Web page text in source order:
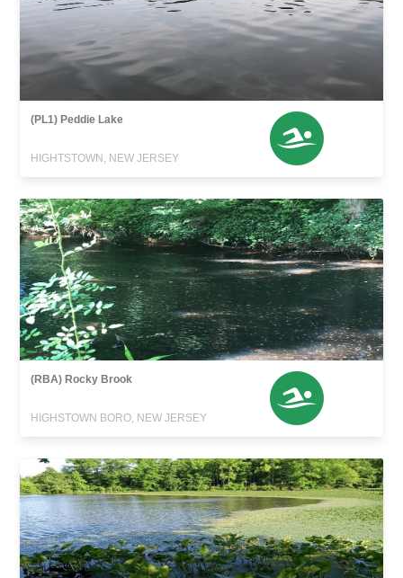
(PL1) Peddie Lake
HIGHTSTOWN, NEW JERSEY
(RBA) Rocky Brook
HIGHSTOWN BORO, NEW JERSEY